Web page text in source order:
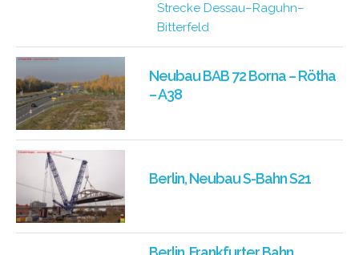
Strecke Dessau–Raguhn–
Bitterfeld
Neubau BAB 72 Borna – Rötha
– A38
Berlin, Neubau S-Bahn S21